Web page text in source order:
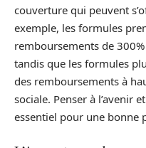
couverture qui peuvent
exemple, les formules
remboursements de
tandis que les formules
des remboursements à
sociale. Penser à l’avenir
essentiel pour une bonne